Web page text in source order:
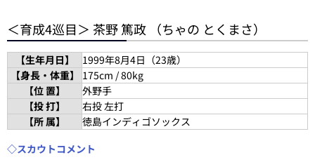
＜育成4巡目＞ 茶野 篤政 （ちゃの とくまさ）
【生年月日】
1999年8月4日（23歳）
【身長・体重】
175cm / 80kg
【位 置】
外野手
【投 打】
右投 左打
【所 属】
徳島インディゴソックス
◇スカウトコメント